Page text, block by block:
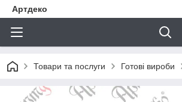
Артдеко
Товари та послуги Готові вироби